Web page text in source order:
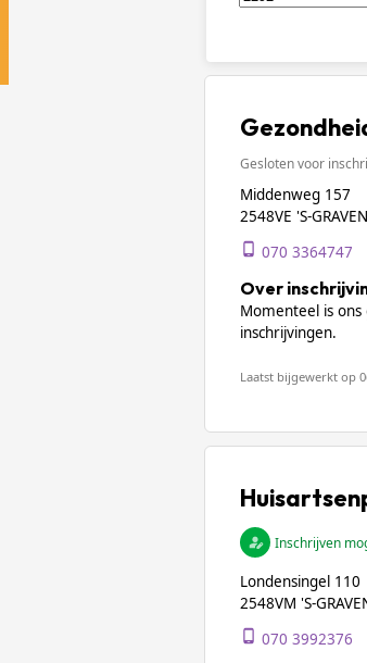
Gesloten voor
Middenweg 157
2548VE 'S-
070 3364747
Over
Momenteel is
inschrijvingen.
Laatst bijgewerkt op
Inschrijven
Londensingel 110
2548VM 'S-
070 3992376